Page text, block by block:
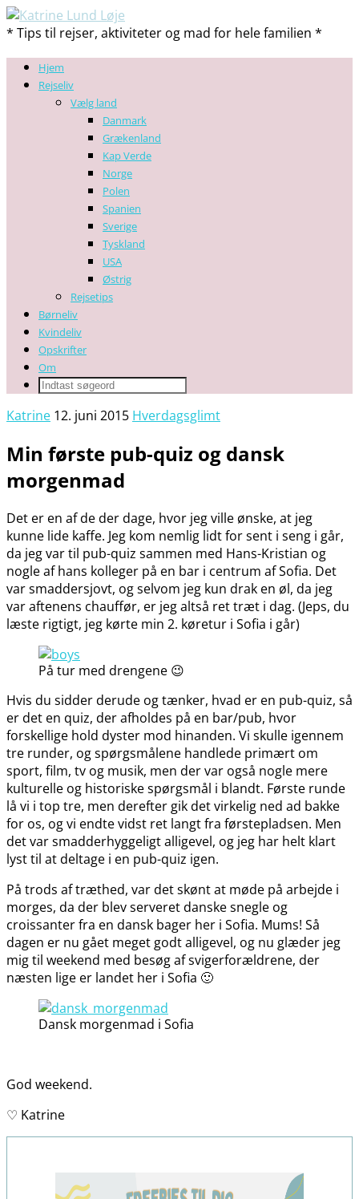
* Tips til rejser, aktiviteter og mad for hele familien *
Hjem
Rejseliv
Vælg land
Danmark
Grækenland
Kap Verde
Norge
Polen
Spanien
Sverige
Tyskland
USA
Østrig
Rejsetips
Børneliv
Kvindeliv
Opskrifter
Om
Katrine 12. juni 2015 Hverdagsglimt
Min første pub-quiz og dansk
morgenmad
Det er en af de der dage, hvor jeg ville ønske, at jeg
kunne lide kaffe. Jeg kom nemlig lidt for sent i seng i går,
da jeg var til pub-quiz sammen med Hans-Kristian og
nogle af hans kolleger på en bar i centrum af Sofia. Det
var smaddersjovt, og selvom jeg kun drak en øl, da jeg
var aftenens chauffør, er jeg altså ret træt i dag. (Jeps, du
læste rigtigt, jeg kørte min 2. køretur i Sofia i går)
På tur med drengene 😉
Hvis du sidder derude og tænker, hvad er en pub-quiz, så
er det en quiz, der afholdes på en bar/pub, hvor
forskellige hold dyster mod hinanden. Vi skulle igennem
tre runder, og spørgsmålene handlede primært om
sport, film, tv og musik, men der var også nogle mere
kulturelle og historiske spørgsmål i blandt. Første runde
lå vi i top tre, men derefter gik det virkelig ned ad bakke
for os, og vi endte vidst ret langt fra førstepladsen. Men
det var smadderhyggeligt alligevel, og jeg har helt klart
lyst til at deltage i en pub-quiz igen.
På trods af træthed, var det skønt at møde på arbejde i
morges, da der blev serveret danske snegle og
croissanter fra en dansk bager her i Sofia. Mums! Så
dagen er nu gået meget godt alligevel, og nu glæder jeg
mig til weekend med besøg af svigerforældrene, der
næsten lige er landet her i Sofia 🙂
Dansk morgenmad i Sofia
God weekend.
♡ Katrine